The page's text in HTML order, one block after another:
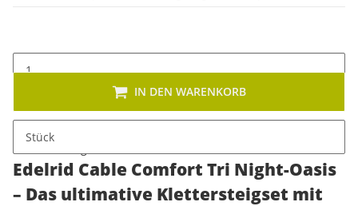
Stück
IN DEN WARENKORB
Edelrid Cable Comfort Tri Night-Oasis
– Das ultimative Klettersteigset mit